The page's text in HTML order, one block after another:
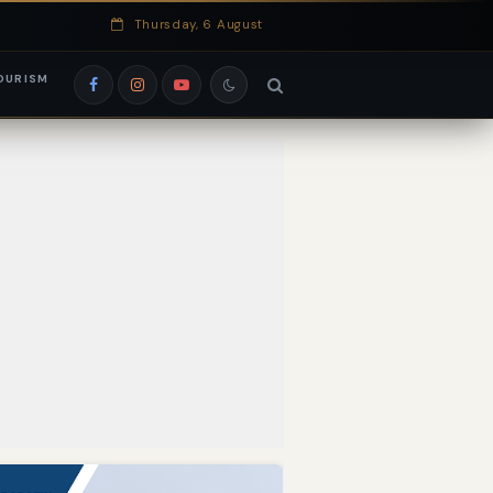
EduRank
Thursday, 6 August